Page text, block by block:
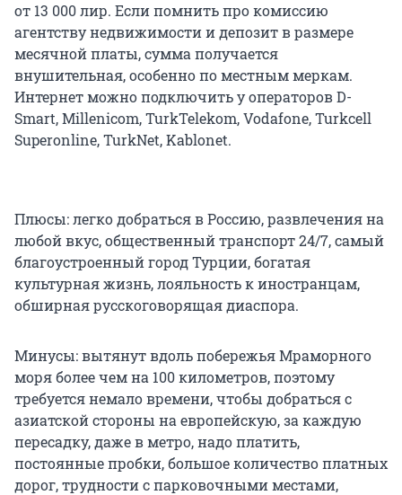
от 13 000 лир. Если помнить про комиссию
агентству недвижимости и депозит в размере
месячной платы, сумма получается
внушительная, особенно по местным меркам.
Интернет можно подключить у операторов D-
Smart, Millenicom, TurkTelekom, Vodafone, Turkcell
Superonline, TurkNet, Kablonet.
Плюсы: легко добраться в Россию, развлечения на
любой вкус, общественный транспорт 24/7, самый
благоустроенный город Турции, богатая
культурная жизнь, лояльность к иностранцам,
обширная русскоговорящая диаспора.
Минусы: вытянут вдоль побережья Мраморного
моря более чем на 100 километров, поэтому
требуется немало времени, чтобы добраться с
азиатской стороны на европейскую, за каждую
пересадку, даже в метро, надо платить,
постоянные пробки, большое количество платных
дорог, трудности с парковочными местами,